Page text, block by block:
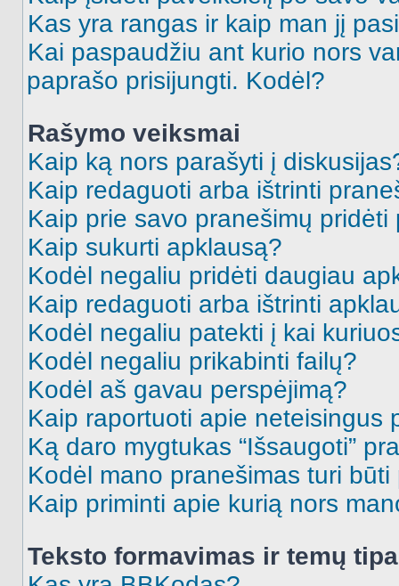
Kas yra rangas ir kaip man jį
Kai paspaudžiu ant kurio nors
paprašo prisijungti. Kodėl?
Rašymo veiksmai
Kaip ką nors parašyti į
Kaip redaguoti arba ištrinti
Kaip prie savo pranešimų pridėti
Kaip sukurti apklausą?
Kodėl negaliu pridėti daugiau
Kaip redaguoti arba ištrinti
Kodėl negaliu patekti į kai
Kodėl negaliu prikabinti failų?
Kodėl aš gavau perspėjimą?
Kaip raportuoti apie neteisingus
Ką daro mygtukas “Išsaugoti”
Kodėl mano pranešimas turi būti
Kaip priminti apie kurią nors
Teksto formavimas ir temų